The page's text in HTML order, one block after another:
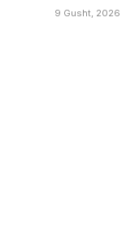
9 Gusht, 2026